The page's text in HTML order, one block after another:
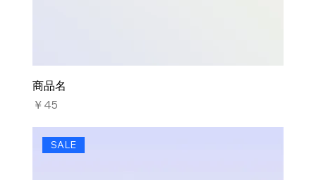
商品名
価格
￥45
SALE